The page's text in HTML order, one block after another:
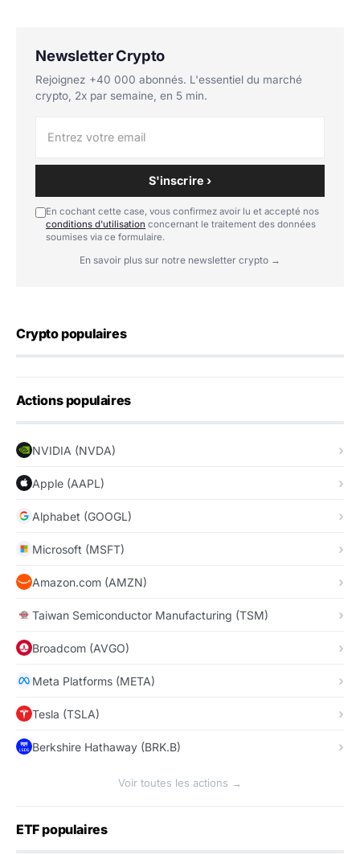
Newsletter Crypto
Rejoignez +40 000 abonnés. L'essentiel du marché
crypto, 2x par semaine, en 5 min.
S'inscrire ›
En cochant cette case, vous confirmez avoir lu et accepté nos
conditions d'utilisation concernant le traitement des données
soumises via ce formulaire.
En savoir plus sur notre newsletter crypto →
Crypto populaires
Actions populaires
NVIDIA (NVDA)
Apple (AAPL)
Alphabet (GOOGL)
Microsoft (MSFT)
Amazon.com (AMZN)
Taiwan Semiconductor Manufacturing (TSM)
Broadcom (AVGO)
Meta Platforms (META)
Tesla (TSLA)
Berkshire Hathaway (BRK.B)
Voir toutes les actions →
ETF populaires